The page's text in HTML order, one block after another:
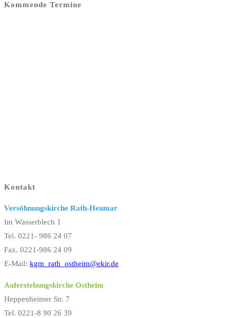
Kommende Termine
Kontakt
Versöhnungskirche Rath-Heumar
Im Wasserblech 1
Tel. 0221- 986 24 07
Fax. 0221-986 24 09
E-Mail: kgm_rath_ostheim@ekir.de
Auferstehungskirche Ostheim
Heppenheimer Str. 7
Tel. 0221-8 90 26 39